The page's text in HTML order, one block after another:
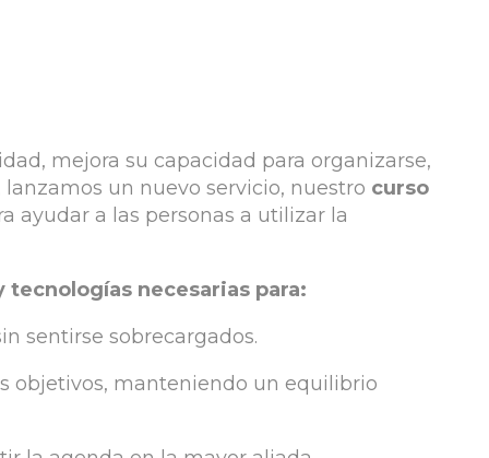
mejora su capacidad para organizarse,
un nuevo servicio, nuestro curso
ayudar a las personas a utilizar la
necesarias para:
sentirse sobrecargados.
objetivos, manteniendo un equilibrio